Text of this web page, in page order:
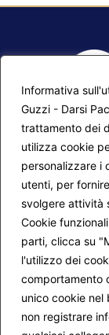
Informativa
Guzzi - Darsi
trattamento dei
utilizza cookie
personalizzare i
utenti, per
svolgere attività
Cookie
parti, clicca su
l'utilizzo dei
comportamento
unico cookie nel
non registrare
Mappa del sito
Progetti Darsi
Login redattori